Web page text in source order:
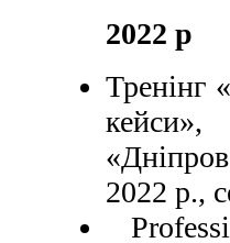
2022 р
Тренінг
2022 р.,